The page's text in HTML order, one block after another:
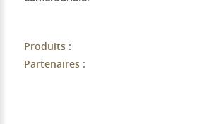
Produits :
Partenaires :